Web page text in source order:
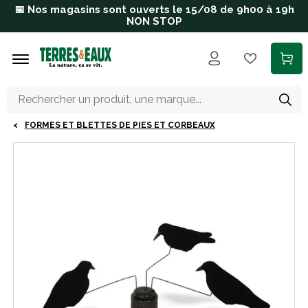
Aller au contenu principal
📅 Nos magasins sont ouverts le 15/08 de 9h00 à 19h
NON STOP
FORMES ET BLETTES DE PIES ET CORBEAUX